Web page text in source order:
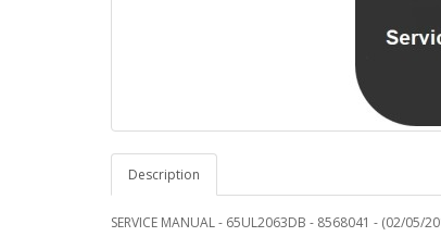
Description
SERVICE MANUAL - 65UL2063DB - 8568041 - (02/05/